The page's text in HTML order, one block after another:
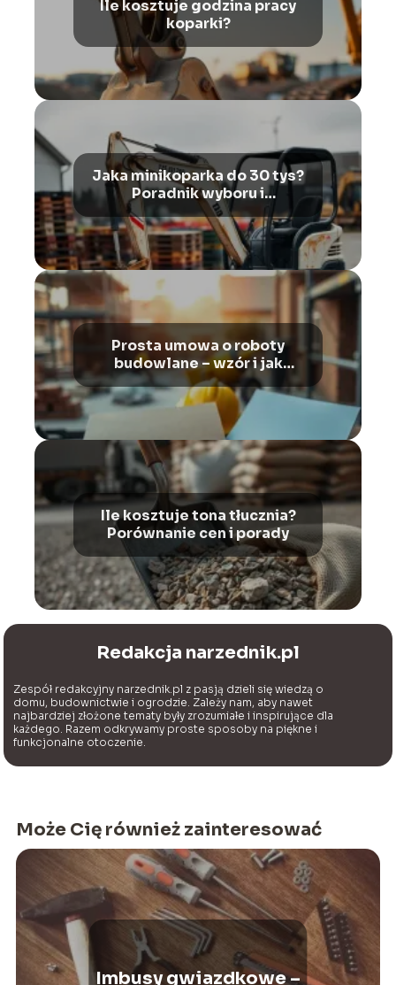
Ile kosztuje godzina pracy
koparki?
Jaka minikoparka do 30 tys?
Poradnik wyboru i
porównanie
Prosta umowa o roboty
budowlane – wzór i jak
wypełnić
Ile kosztuje tona tłucznia?
Porównanie cen i porady
Redakcja narzednik.pl
Zespół redakcyjny narzednik.pl z pasją dzieli się wiedzą o
domu, budownictwie i ogrodzie. Zależy nam, aby nawet
najbardziej złożone tematy były zrozumiałe i inspirujące dla
każdego. Razem odkrywamy proste sposoby na piękne i
funkcjonalne otoczenie.
Może Cię również zainteresować
Imbusy gwiazdkowe –